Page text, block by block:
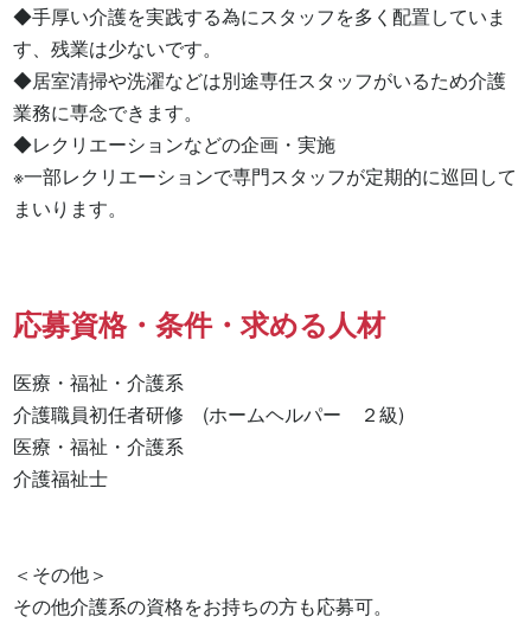
◆手厚い介護を実践する為にスタッフを多く配置していま
す、残業は少ないです。
◆居室清掃や洗濯などは別途専任スタッフがいるため介護
業務に専念できます。
◆レクリエーションなどの企画・実施
※一部レクリエーションで専門スタッフが定期的に巡回して
まいります。
応募資格・条件・求める人材
医療・福祉・介護系
介護職員初任者研修　(ホームヘルパー　２級)
医療・福祉・介護系
介護福祉士
＜その他＞
その他介護系の資格をお持ちの方も応募可。